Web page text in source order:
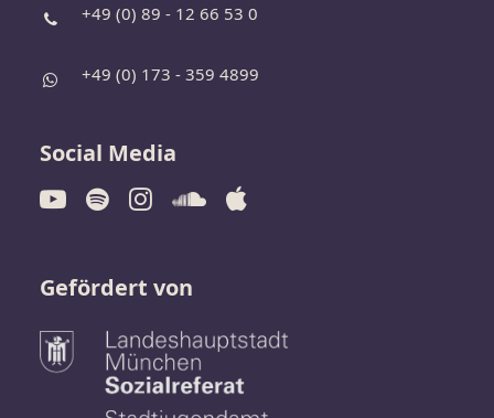
+49 (0) 89 - 12 66 53 0
+49 (0) 173 - 359 4899
Social Media
Gefördert von